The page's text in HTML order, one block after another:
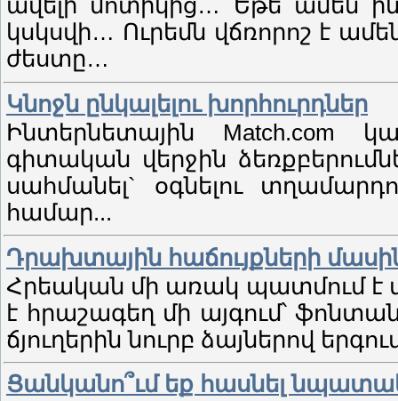
ավելի մոտիկից… Եթե ամեն
կսկսվի… Ուրեմն վճռորոշ է
ժեստը…
Կնոջն ընկալելու խորհուրդներ
Ինտերնետային Мatch.com
գիտական վերջին
սահմանել` օգնելու
համար...
Դրախտային հաճույքների
Հրեական մի առակ պատմում է
է հրաշագեղ մի այգում՝
ճյուղերին նուրբ ձայներով
Ցանկանո՞ւմ եք հասնել